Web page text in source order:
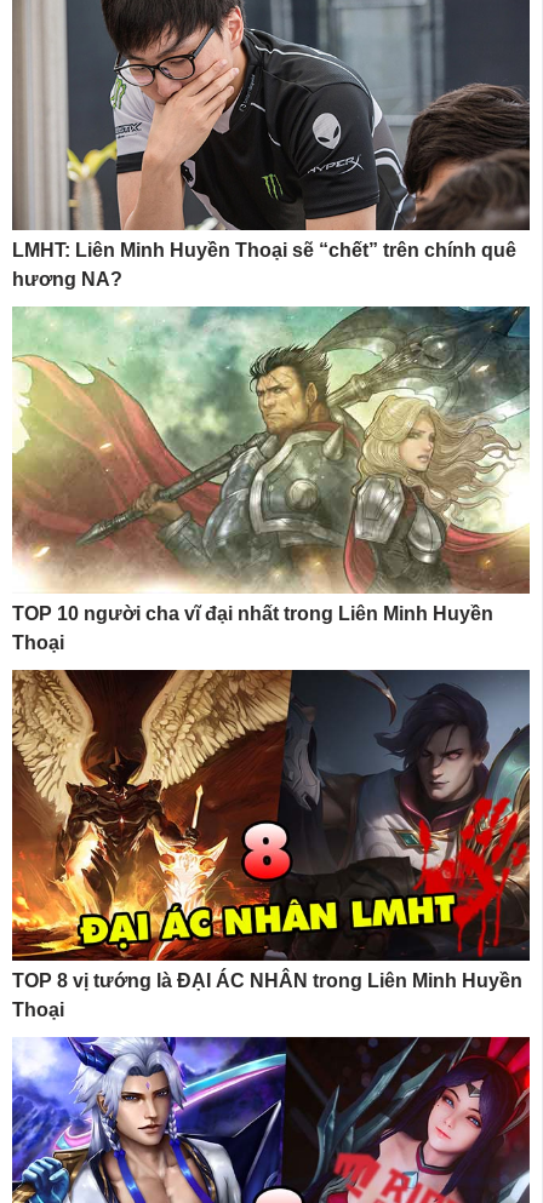
LMHT: Liên Minh Huyền Thoại sẽ “chết” trên chính quê
hương NA?
TOP 10 người cha vĩ đại nhất trong Liên Minh Huyền
Thoại
TOP 8 vị tướng là ĐẠI ÁC NHÂN trong Liên Minh Huyền
Thoại